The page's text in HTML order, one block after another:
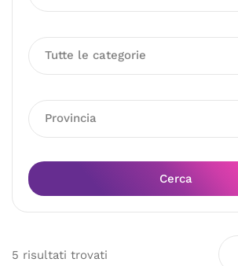
Tutte le categorie
Provincia
Cerca
5 risultati trovati